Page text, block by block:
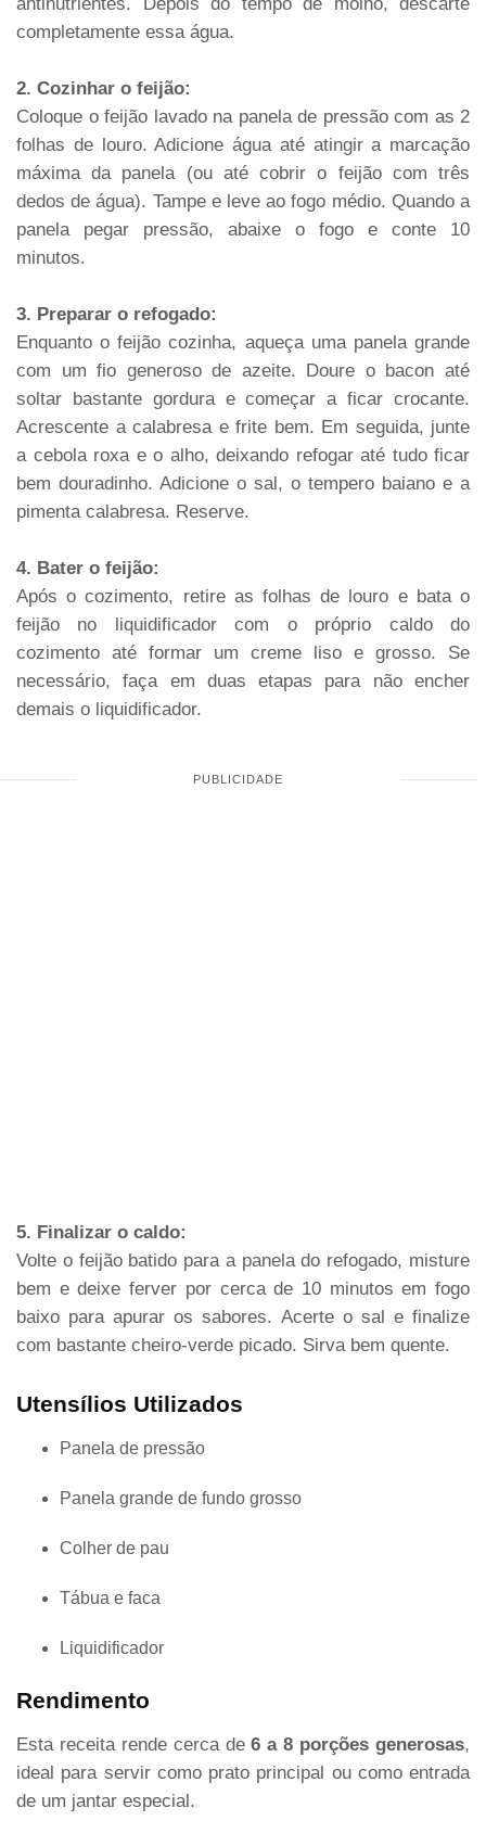
completamente essa água.
2. Cozinhar o feijão:
Coloque o feijão lavado na panela de pressão com as 2
folhas de louro. Adicione água até atingir a marcação
máxima da panela (ou até cobrir o feijão com três
dedos de água). Tampe e leve ao fogo médio. Quando a
panela pegar pressão, abaixe o fogo e conte 10
minutos.
3. Preparar o refogado:
Enquanto o feijão cozinha, aqueça uma panela grande
com um fio generoso de azeite. Doure o bacon até
soltar bastante gordura e começar a ficar crocante.
Acrescente a calabresa e frite bem. Em seguida, junte
a cebola roxa e o alho, deixando refogar até tudo ficar
bem douradinho. Adicione o sal, o tempero baiano e a
pimenta calabresa. Reserve.
4. Bater o feijão:
Após o cozimento, retire as folhas de louro e bata o
feijão no liquidificador com o próprio caldo do
cozimento até formar um creme liso e grosso. Se
necessário, faça em duas etapas para não encher
demais o liquidificador.
5. Finalizar o caldo:
Volte o feijão batido para a panela do refogado, misture
bem e deixe ferver por cerca de 10 minutos em fogo
baixo para apurar os sabores. Acerte o sal e finalize
com bastante cheiro-verde picado. Sirva bem quente.
Utensílios Utilizados
Panela de pressão
Panela grande de fundo grosso
Colher de pau
Tábua e faca
Liquidificador
Rendimento
Esta receita rende cerca de6 a 8 porções generosas,
ideal para servir como prato principal ou como entrada
de um jantar especial.